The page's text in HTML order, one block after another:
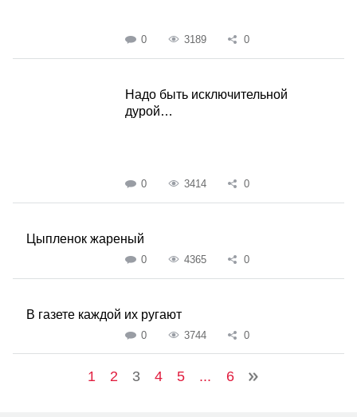
0 3189 0
Надо быть исключительной
дурой…
0 3414 0
Цыпленок жареный
0 4365 0
В газете каждой их ругают
0 3744 0
1 2 3 4 5 ... 6